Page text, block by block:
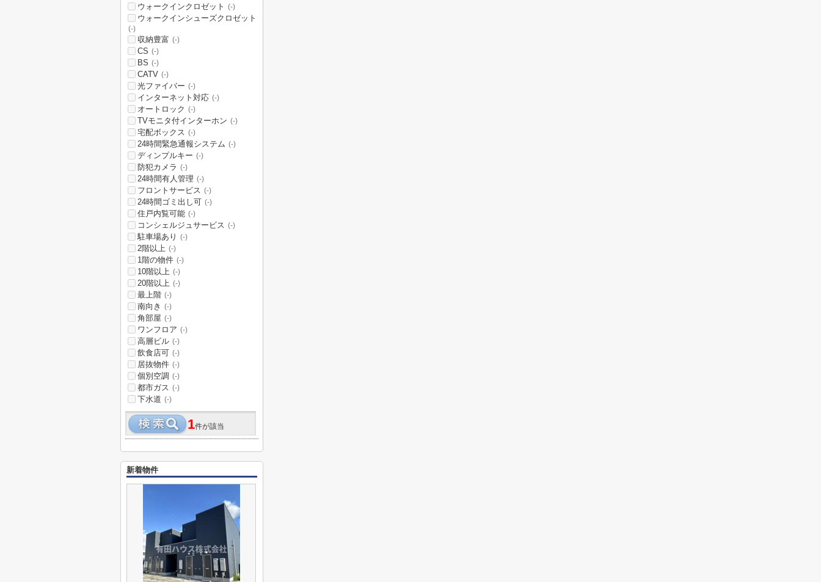
ウォークインクロゼット (-)
ウォークインシューズクロゼット
(-)
収納豊富 (-)
CS (-)
BS (-)
CATV (-)
光ファイバー (-)
インターネット対応 (-)
オートロック (-)
TVモニタ付インターホン (-)
宅配ボックス (-)
24時間緊急通報システム (-)
ディンプルキー (-)
防犯カメラ (-)
24時間有人管理 (-)
フロントサービス (-)
24時間ゴミ出し可 (-)
住戸内覧可能 (-)
コンシェルジュサービス (-)
駐車場あり (-)
2階以上 (-)
1階の物件 (-)
10階以上 (-)
20階以上 (-)
最上階 (-)
南向き (-)
角部屋 (-)
ワンフロア (-)
高層ビル (-)
飲食店可 (-)
居抜物件 (-)
個別空調 (-)
都市ガス (-)
下水道 (-)
1件が該当
新着物件